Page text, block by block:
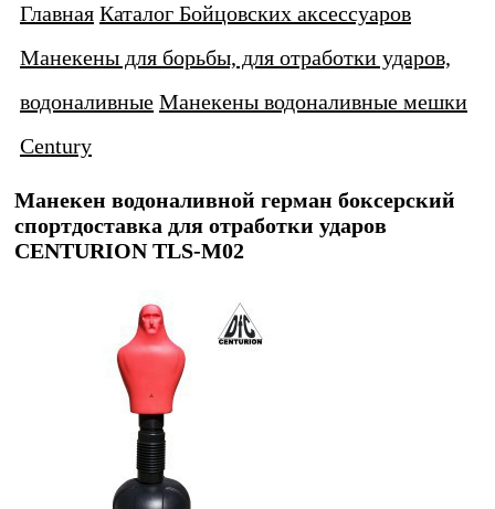
Главная Каталог Бойцовских аксессуаров
Манекены для борьбы, для отработки ударов,
водоналивные Манекены водоналивные мешки
Century
Манекен водоналивной герман боксерский
спортдоставка для отработки ударов
CENTURION TLS-M02